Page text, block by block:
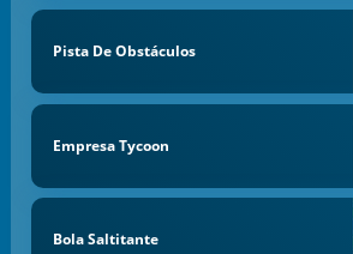
Pista De Obstáculos
Empresa Tycoon
Bola Saltitante